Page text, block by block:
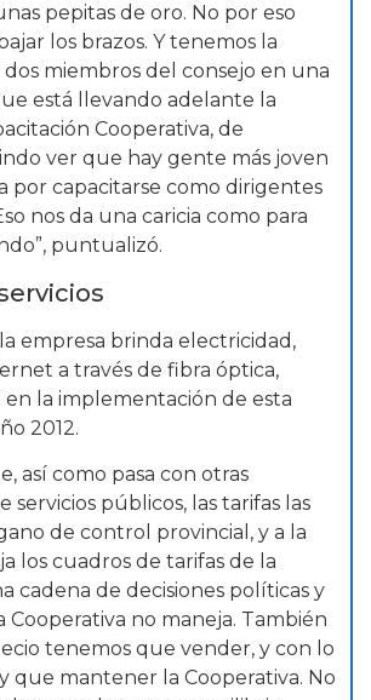
pepitas de oro. No por eso
los brazos. Y tenemos la
miembros del consejo en una
está llevando adelante la
Cooperativa, de
ver que hay gente más joven
por capacitarse como dirigentes
nos da una caricia como para
puntualizó.
empresa brinda electricidad,
a través de fibra óptica,
en la implementación de esta
2012.
así como pasa con otras
servicios públicos, las tarifas las
de control provincial, y a la
los cuadros de tarifas de la
cadena de decisiones políticas y
Cooperativa no maneja. También
tenemos que vender, y con lo
que mantener la Cooperativa. No